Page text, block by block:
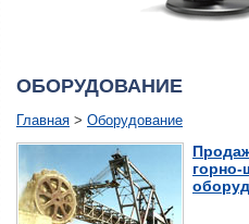
ОБОРУДОВАНИЕ
Главная > Оборудование
горно-